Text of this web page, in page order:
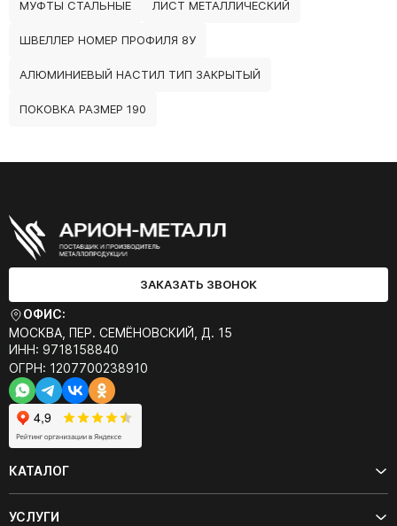
МУФТЫ СТАЛЬНЫЕ ЛИСТ МЕТАЛЛИЧЕСКИЙ
ШВЕЛЛЕР НОМЕР ПРОФИЛЯ 8У
АЛЮМИНИЕВЫЙ НАСТИЛ ТИП ЗАКРЫТЫЙ
ПОКОВКА РАЗМЕР 190
ЗАКАЗАТЬ ЗВОНОК
ОФИС:
МОСКВА, ПЕР. СЕМЁНОВСКИЙ, Д. 15
ИНН: 9718158840
ОГРН: 1207700238910
КАТАЛОГ
УСЛУГИ